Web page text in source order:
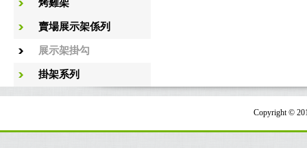
烤雞架
賣場展示架係列
展示架掛勾
掛架系列
Copyright ©